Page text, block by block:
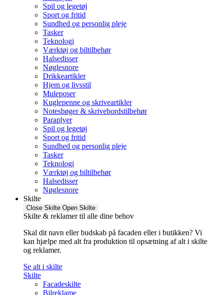
Spil og legetøj
Sport og fritid
Sundhed og personlig pleje
Tasker
Teknologi
Værktøj og biltilbehør
Halsedisser
Nøglesnore
Drikkeartikler
Hjem og livsstil
Muleposer
Kuglepenne og skriveartikler
Notesbøger & skrivebordstilbehør
Paraplyer
Spil og legetøj
Sport og fritid
Sundhed og personlig pleje
Tasker
Teknologi
Værktøj og biltilbehør
Halsedisser
Nøglesnore
Skilte
Close Skilte Open Skilte
Skilte & reklamer til alle dine behov
Skal dit navn eller budskab på facaden eller i butikken? Vi
kan hjælpe med alt fra produktion til opsætning af alt i skilte
og reklamer.
Se alt i skilte
Skilte
Facadeskilte
Bilreklame